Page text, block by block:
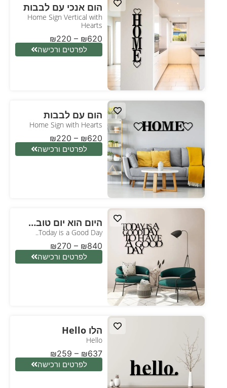
הום אנכי עם לבבות
Home Sign Vertical with
Hearts
₪220 – ₪620
לפרטים ורכישה
הום עם לבבות
Home Sign with Hearts
₪220 – ₪620
לפרטים ורכישה
היום הוא יום טוב…
Today is a Good Day..
₪270 – ₪840
לפרטים ורכישה
הלו Hello
Hello
₪259 – ₪637
לפרטים ורכישה